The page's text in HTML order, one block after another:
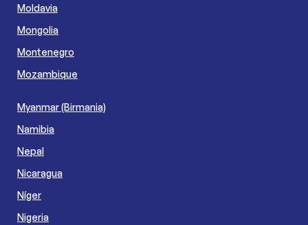
Moldavia
Mongolia
Montenegro
Mozambique
Myanmar (Birmania)
Namibia
Nepal
Nicaragua
Níger
Nigeria